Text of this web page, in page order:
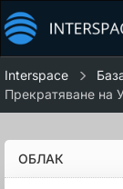
Interspace
Прекратяване на
ОБЛАК